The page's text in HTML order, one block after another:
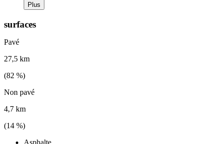
Plus
surfaces
Pavé
27,5 km
(82 %)
Non pavé
4,7 km
(14 %)
Asphalte